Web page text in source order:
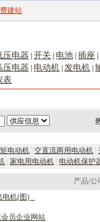
建站
压电器 开关 电池 插座
压电器 电动机 发电机
表
电动机 交直流两用电动机
家电用电动机 电动机保护
产品/公
电机(图)
员企业网站